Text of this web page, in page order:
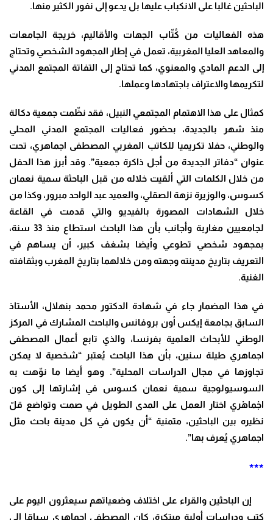
الباحثين غالبا على الانكباب عليها بل يدعو إلى نفور الكثير منها.
هذه الفعاليات من كُتّاب الجهات والأقاليم، خريجة الجامعات
والمعاهد العليا المغربية، تعمل في إطار المجهود الشخصي وتحتاج
إلى الدعم المادي والمعنوي، كما تحتاج إلى التفاتة المجتمع المدني
لتكريمها والاعتراف باجتهادها وعملها.
كمثال على هذا الاهتمام المجتمعي النبيل، فقد نظّمت جمعية دكالة
منذ شهر بالجديدة، بحضور فعاليات المجتمع المدني المحلي
والوطني، حفلا تكريميا للكاتب المغربي المصطفى اجماهري، تحت
عنوان “دفاتر الجديدة من أجل ذاكرة جمعية”. وقد أبرز هذا الحفل
من خلال الكلمات التي ألقيت خلاله من قبل الباحثة سمية نعمان
كسوس، والوزيرة نزهة الصقلي، والعميد عبد الواحد مبرور، وكذا من
خلال الشهادات المصورة بالفيديو والتي قدمت في القاعة
لجامعيين مغاربة وأجانب بأن هذا الباحث استطاع منذ 33 سنة،
بمجهود شخصي تطوعي وأيضا بشغف كبير، أن يساهم في
التعريف بتاريخ مدينته وجهته ومن خلالهما بتاريخ المغرب وبثقافته
الغنية.
في هذا المضمار جاء في شهادة الدكتور محمد بنهلال، الأستاذ
السابق بجامعة إيكس أون بروفانس والباحث المشارك في المركز
الوطني للأبحاث العلمية بفرنسا، والذي تابع أعمال المصطفى
اجماهري طيلة سنين، بأن هذا الباحث يُعتبر “شخصية لا يمكن
تجاوزها في مجال الدراسات المحلية”. وهو أيضا ما نوّهت به
السوسيولوجية سمية نعمان كسوس في إشارتها إلى كون
اجْماهْري اختار العمل على المدى الطويل في صمت وتواضع قلّ
نظيره بين الباحثين، متمنية “أن يكون في كل مدينة باحث مثل
اجماهري يُعرف بها”.
***
إن الباحثين والقراء على اختلاف وضعياتهم سيعثرون اليوم على
كتب ودراسات أولية مبتكرة، كان المصطفى اجماهري سباقا إلى